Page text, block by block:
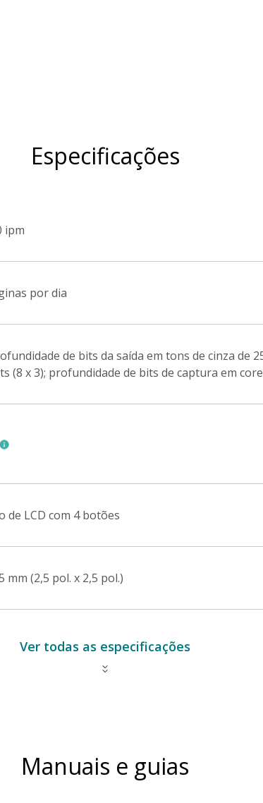
Especificações
ipm
por dia
de bits da saída em tons de cinza de
(8 x 3); profundidade de bits de captura em
de LCD com 4 botões
mm (2,5 pol. x 2,5 pol.)
Ver todas as especificações
Manuais e guias